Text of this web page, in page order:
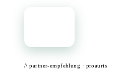
// partner-empfehlung · proauris